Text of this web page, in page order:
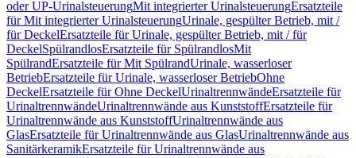
oder UP-UrinalsteuerungMit integrierter UrinalsteuerungErsatzteile
für Mit integrierter UrinalsteuerungUrinale, gespülter Betrieb, mit /
für DeckelErsatzteile für Urinale, gespülter Betrieb, mit / für
DeckelSpülrandlosErsatzteile für SpülrandlosMit
SpülrandErsatzteile für Mit SpülrandUrinale, wasserloser
BetriebErsatzteile für Urinale, wasserloser BetriebOhne
DeckelErsatzteile für Ohne DeckelUrinaltrennwändeErsatzteile für
UrinaltrennwändeUrinaltrennwände aus KunststoffErsatzteile für
Urinaltrennwände aus KunststoffUrinaltrennwände aus
GlasErsatzteile für Urinaltrennwände aus GlasUrinaltrennwände aus
SanitärkeramikErsatzteile für Urinaltrennwände aus